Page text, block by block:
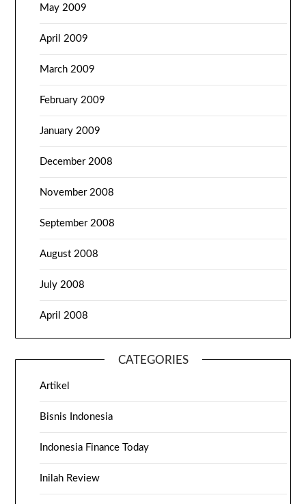
May 2009
April 2009
March 2009
February 2009
January 2009
December 2008
November 2008
September 2008
August 2008
July 2008
April 2008
CATEGORIES
Artikel
Bisnis Indonesia
Indonesia Finance Today
Inilah Review